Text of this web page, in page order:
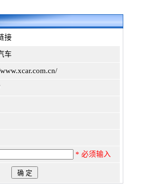
接
车
* 必须输入